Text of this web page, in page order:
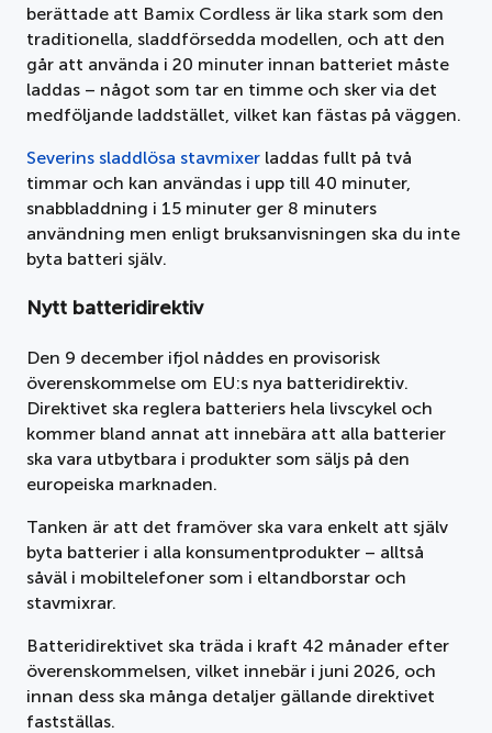
berättade att Bamix Cordless är lika stark som den
traditionella, sladdförsedda modellen, och att den
går att använda i 20 minuter innan batteriet måste
laddas – något som tar en timme och sker via det
medföljande laddstället, vilket kan fästas på väggen.
Severins sladdlösa stavmixer laddas fullt på två
timmar och kan användas i upp till 40 minuter,
snabbladdning i 15 minuter ger 8 minuters
användning men enligt bruksanvisningen ska du inte
byta batteri själv.
Nytt batteridirektiv
Den 9 december ifjol nåddes en provisorisk
överenskommelse om EU:s nya batteridirektiv.
Direktivet ska reglera batteriers hela livscykel och
kommer bland annat att innebära att alla batterier
ska vara utbytbara i produkter som säljs på den
europeiska marknaden.
Tanken är att det framöver ska vara enkelt att själv
byta batterier i alla konsumentprodukter – alltså
såväl i mobiltelefoner som i eltandborstar och
stavmixrar.
Batteridirektivet ska träda i kraft 42 månader efter
överenskommelsen, vilket innebär i juni 2026, och
innan dess ska många detaljer gällande direktivet
fastställas.